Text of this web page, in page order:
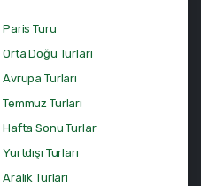
Paris Turu
Orta Doğu Turları
Avrupa Turları
Temmuz Turları
Hafta Sonu Turlar
Yurtdışı Turları
Aralık Turları